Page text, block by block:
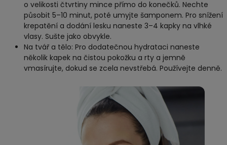
o velikosti čtvrtiny mince přímo do konečků. Nechte
působit 5–10 minut, poté umyjte šamponem. Pro snížení
krepatění a dodání lesku naneste 3–4 kapky na vlhké
vlasy. Sušte jako obvykle.
Na tvář a tělo: Pro dodatečnou hydrataci naneste
několik kapek na čistou pokožku a rty a jemně
vmasírujte, dokud se zcela nevstřebá. Používejte denně.